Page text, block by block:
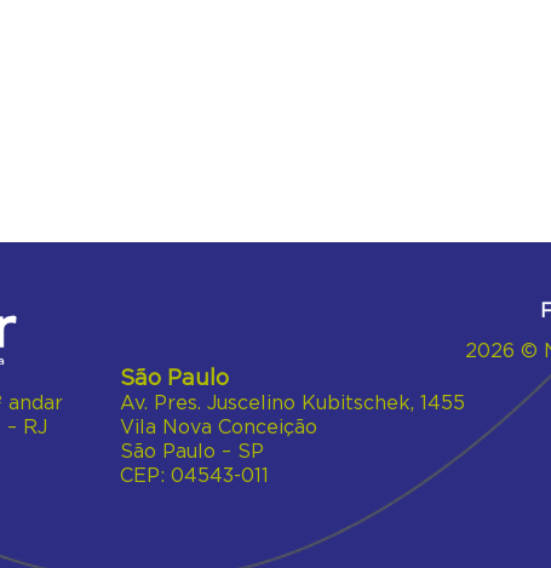
andar
RJ
São Paulo
Av. Pres. Juscelino Kubitschek, 1455
Vila Nova Conceição
São Paulo – SP
CEP: 04543-011
2026 ©